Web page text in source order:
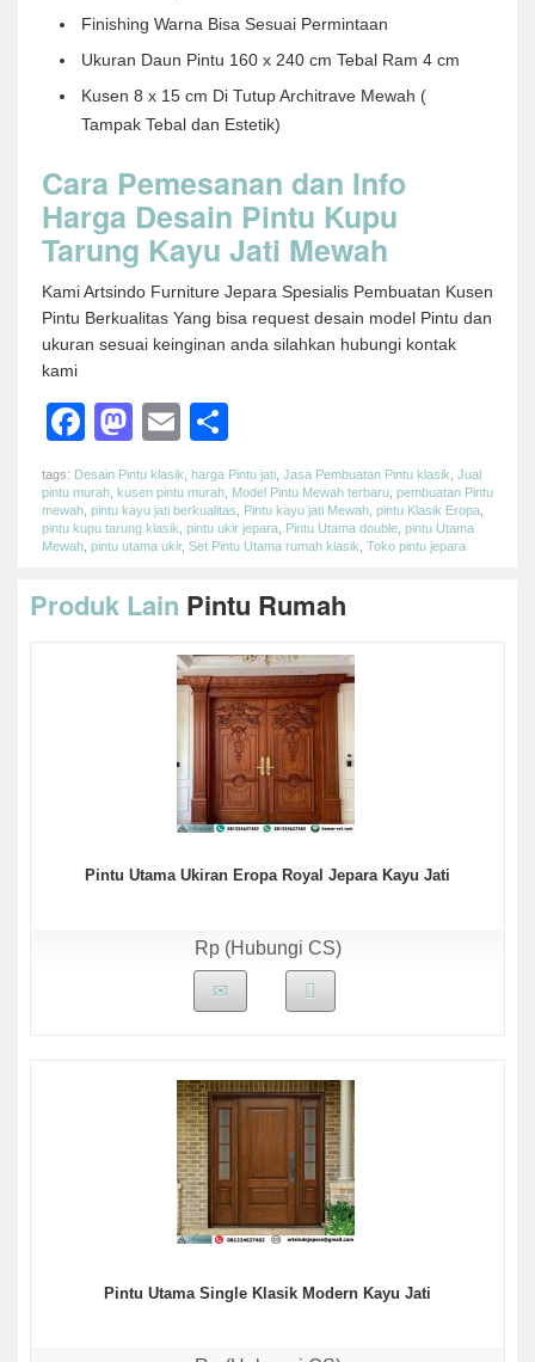
Finishing Warna Bisa Sesuai Permintaan
Ukuran Daun Pintu 160 x 240 cm Tebal Ram 4 cm
Kusen 8 x 15 cm Di Tutup Architrave Mewah (
Tampak Tebal dan Estetik)
Cara Pemesanan dan Info
Harga Desain Pintu Kupu
Tarung Kayu Jati Mewah
Kami Artsindo Furniture Jepara Spesialis Pembuatan Kusen
Pintu Berkualitas Yang bisa request desain model Pintu dan
ukuran sesuai keinginan anda silahkan hubungi kontak
kami
Facebook
Mastodon
Email
tags: Desain Pintu klasik harga Pintu jati Jasa Pembuatan Pintu klasik Jual
pintu murah kusen pintu murah Model Pintu Mewah terbaru pembuatan Pintu
mewah pintu kayu jati berkualitas Pintu kayu jati Mewah pintu Klasik Eropa
pintu kupu tarung klasik pintu ukir jepara Pintu Utama double pintu Utama
Mewah pintu utama ukir, Set Pintu Utama rumah klasik Toko pintu jepara
Produk Lain Pintu Rumah
Pintu Utama Ukiran Eropa Royal Jepara Kayu Jati
Rp (Hubungi CS)
Pintu Utama Single Klasik Modern Kayu Jati